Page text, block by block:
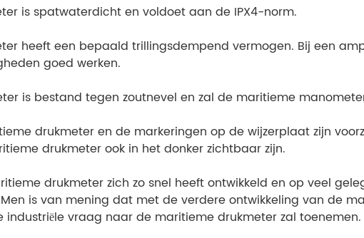
is spatwaterdicht en voldoet aan de IPX4-norm.
heeft een bepaald trillingsdempend vermogen. Bij een
goed werken.
is bestand tegen zoutnevel en zal de maritieme
drukmeter en de markeringen op de wijzerplaat zijn
drukmeter ook in het donker zichtbaar zijn.
drukmeter zich zo snel heeft ontwikkeld en op veel
is van mening dat met de verdere ontwikkeling van de
industriële vraag naar de maritieme drukmeter zal toenemen.